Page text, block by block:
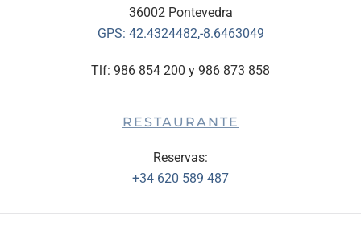
36002 Pontevedra
GPS: 42.4324482,-8.6463049
Tlf: 986 854 200 y 986 873 858
RESTAURANTE
Reservas:
+34 620 589 487